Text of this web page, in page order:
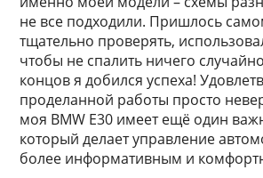
не все подходили. Пришлось
тщательно проверять,
чтобы не спалить ничего
концов я добился успеха!
проделанной работы просто
моя BMW E30 имеет ещё один
который делает управление
более информативным и